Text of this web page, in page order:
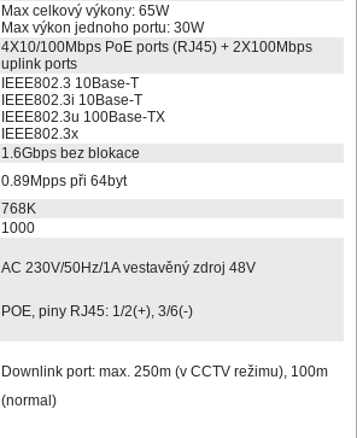
Max celkový výkony: 65W
Max výkon jednoho portu: 30W
4X10/100Mbps PoE ports (RJ45) + 2X100Mbps
uplink ports
IEEE802.3 10Base-T
IEEE802.3i 10Base-T
IEEE802.3u 100Base-TX
IEEE802.3x
1.6Gbps bez blokace
0.89Mpps při 64byt
768K
1000
AC 230V/50Hz/1A vestavěný zdroj 48V
POE, piny RJ45: 1/2(+), 3/6(-)
Downlink port: max. 250m (v CCTV režimu), 100m
(normal)